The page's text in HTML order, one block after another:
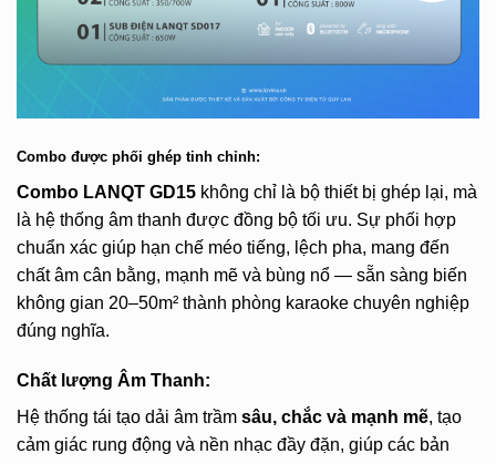
Combo được phối ghép tinh chỉnh:
Combo LANQT GD15 không chỉ là bộ thiết bị ghép lại, mà
là hệ thống âm thanh được đồng bộ tối ưu. Sự phối hợp
chuẩn xác giúp hạn chế méo tiếng, lệch pha, mang đến
chất âm cân bằng, mạnh mẽ và bùng nổ — sẵn sàng biến
không gian 20–50m² thành phòng karaoke chuyên nghiệp
đúng nghĩa.
Chất lượng Âm Thanh:
Hệ thống tái tạo dải âm trầm sâu, chắc và mạnh mẽ, tạo
cảm giác rung động và nền nhạc đầy đặn, giúp các bản